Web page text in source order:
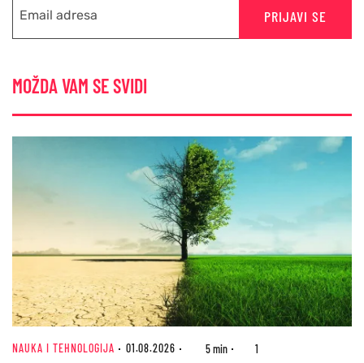
PRIJAVI SE
MOŽDA VAM SE SVIDI
NAUKA I TEHNOLOGIJA 01.08.2026 5 min 1